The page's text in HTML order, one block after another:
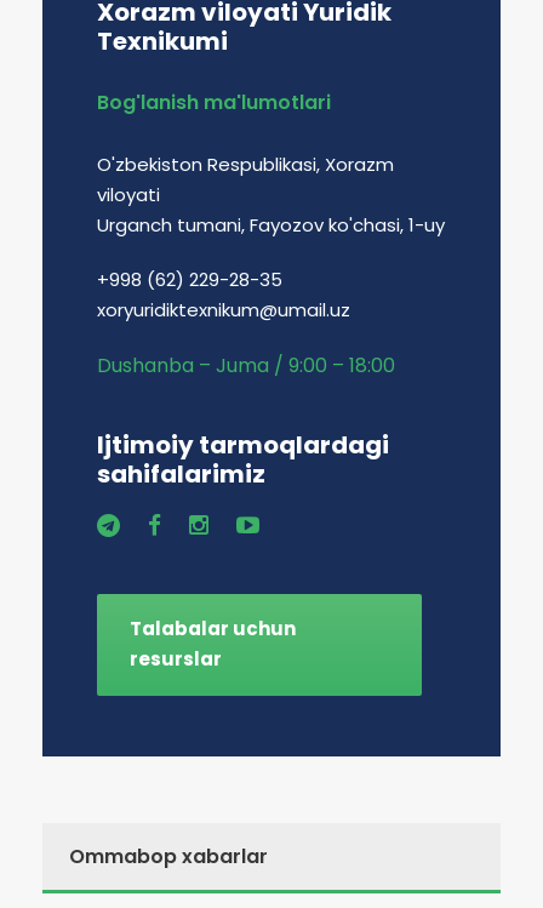
Xorazm viloyati Yuridik
Texnikumi
Bog'lanish ma'lumotlari
O'zbekiston Respublikasi, Xorazm
viloyati
Urganch tumani, Fayozov ko'chasi, 1-uy
+998 (62) 229-28-35
xoryuridiktexnikum@umail.uz
Dushanba – Juma / 9:00 – 18:00
Ijtimoiy tarmoqlardagi
sahifalarimiz
Talabalar uchun
resurslar
Ommabop xabarlar